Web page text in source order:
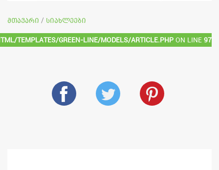
მთავარი / სიახლეები
templates/green-line/models/article.php on line 97